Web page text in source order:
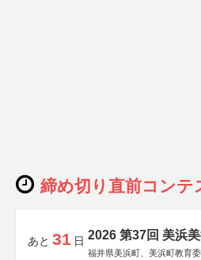
締め切り直前コンテ
あと 31 日 2026 第37回 美浜
福井県美浜町、美浜町教育